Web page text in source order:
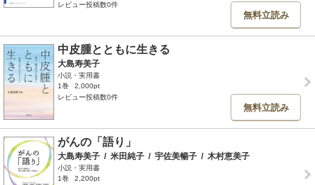
レビュー投稿数0件
無料立読み
中皮腫とともに生きる
大島寿美子
小説・実用書
1巻
2,000pt
レビュー投稿数0件
無料立読み
がんの「語り」
大島寿美子 / 米田純子 / 宇佐美暢子 / 木村恵美子
小説・実用書
1巻
2,200pt